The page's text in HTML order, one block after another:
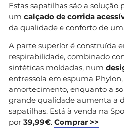
Estas sapatilhas são a solução
um calçado de corrida
da qualidade e conforto de
A parte superior é construída
respirabilidade, combinado
sintéticas moldadas, num
entressola em espuma
amortecimento, enquanto a
grande qualidade aumenta a
sapatilhas. Está à venda na
por 39,99€. Comprar >>